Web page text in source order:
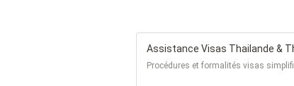
Assistance Visas Thailande &
Procédures et formalités visas